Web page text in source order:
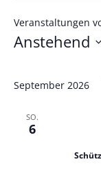
Veranstaltungen
Anstehend
September 2026
SO.
6